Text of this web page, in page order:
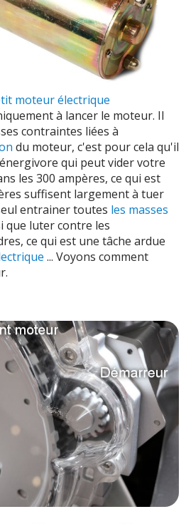
moteur électrique
à lancer le moteur. Il
contraintes liées à
du moteur, c'est pour cela qu'il
qui peut vider votre
les 300 ampères, ce qui est
suffisent largement à tuer
entrainer toutes les masses
que luter contre les
ce qui est une tâche ardue
... Voyons comment